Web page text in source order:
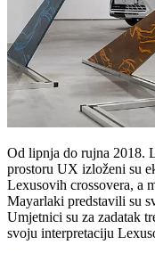
Od lipnja do rujna 2018.
prostoru UX izloženi su
Lexusovih crossovera, a
Mayarlaki predstavili su
Umjetnici su za zadatak
svoju interpretaciju